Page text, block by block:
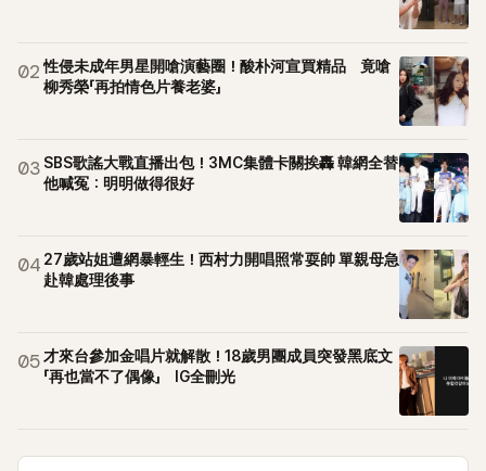
02 性侵未成年男星開嗆演藝圈！酸朴河宣買精品 竟嗆
柳秀榮「再拍情色片養老婆」
03 SBS歌謠大戰直播出包！3MC集體卡關挨轟 韓網全替
他喊冤：明明做得很好
04 27歲站姐遭網暴輕生！西村力開唱照常耍帥 單親母急
赴韓處理後事
05 才來台參加金唱片就解散！18歲男團成員突發黑底文
「再也當不了偶像」 IG全刪光